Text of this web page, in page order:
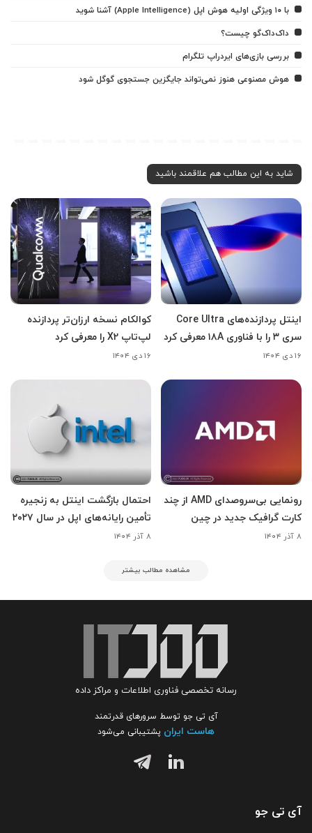
با ۱۰ ویژگی اولیه هوش اپل (Apple Intelligence) آشنا شوید
داک‌داک‌گو چیست؟
بررسی بازی‌های ایردراپ تلگرام
هوش مصنوعی هنوز نمی‌تواند جایگزین جستجوی گوگل شود
شاید به این مطالب هم علاقمند باشید
اینتل پردازنده‌های Core Ultra
سری ۳ را با فناوری ۱۸A معرفی کرد
۱۶ دی ۱۴۰۴
کوالکام نسخه ارزان‌تر پردازنده
لپ‌تاپ X2 را معرفی کرد
۱۶ دی ۱۴۰۴
رونمایی بی‌سروصدای AMD از چند
کارت گرافیک جدید در چین
۸ آذر ۱۴۰۴
احتمال بازگشت اینتل به زنجیره
تأمین رایانه‌های اپل در سال ۲۰۲۷
۸ آذر ۱۴۰۴
مشاهده مطالب بیشتر
رسانه تخصصی فناوری اطلاعات و مراکز داده
آی تی جو توسط سرورهای قدرتمند
هاست ایران پشتیبانی می‌شود
آی تی جو